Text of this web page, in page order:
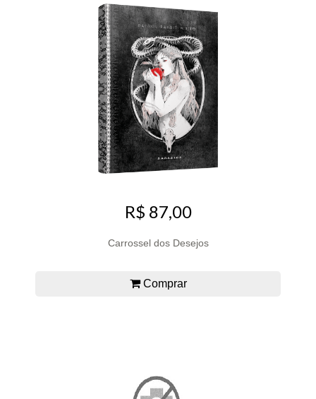
R$ 87,00
Carrossel dos Desejos
Comprar